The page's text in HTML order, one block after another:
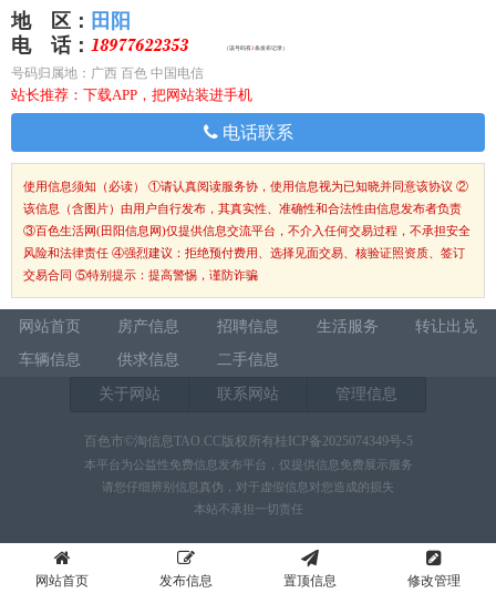
地 区： 田阳
电 话：
（该号码有2条发布记录）
号码归属地：广西 百色 中国电信
站长推荐：下载APP，把网站装进手机
电话联系
使用信息须知（必读）
①请认真阅读服务协，使用信息视为已知晓并同意该协议 ②
该信息（含图片）由用户自行发布，其真实性、准确性和合法性由信息发布者负责
③百色生活网(田阳信息网)仅提供信息交流平台，不介入任何交易过程，不承担安全
风险和法律责任 ④强烈建议：拒绝预付费用、选择见面交易、核验证照资质、签订
交易合同 ⑤特别提示：提高警惕，谨防诈骗
网站首页 房产信息 招聘信息 生活服务
转让出兑
车辆信息
供求信息 二手信息
关于网站 联系网站 管理信息
百色市©淘信息TAO.CC版权所有桂ICP备2025074349号-5
本平台为公益性免费信息发布平台，仅提供信息免费展示服务
请您仔细辨别信息真伪，对于虚假信息对您造成的损失
本站不承担一切责任
网站首页 发布信息 置顶信息 修改管理